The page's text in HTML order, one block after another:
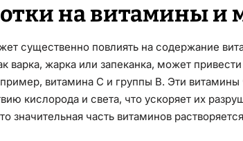
на витамины и
существенно повлиять на содержание
варка, жарка или запеканка, может
витамина C и группы B. Эти витамины
кислорода и света, что ускоряет их
значительная часть витаминов